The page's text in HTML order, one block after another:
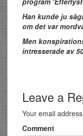
Han kunde ju
om det var
Men
intresserade av
Leave a
Your email
Comment